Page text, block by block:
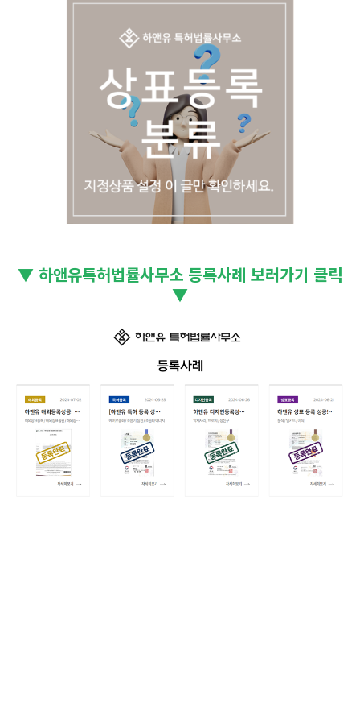
▼ 하앤유특허법률사무소 등록사례 보러가기 클릭
▼